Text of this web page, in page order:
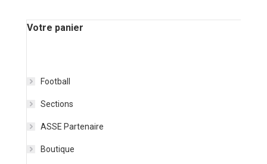
Votre panier
Football
Sections
ASSE Partenaire
Boutique